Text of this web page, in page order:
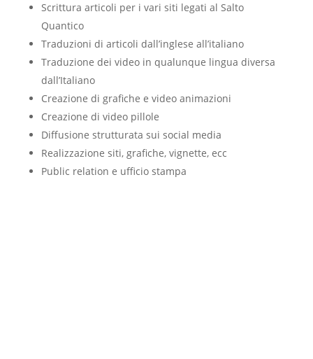
Scrittura articoli per i vari siti legati al Salto
Quantico
Traduzioni di articoli dall’inglese all’italiano
Traduzione dei video in qualunque lingua diversa
dall’Italiano
Creazione di grafiche e video animazioni
Creazione di video pillole
Diffusione strutturata sui social media
Realizzazione siti, grafiche, vignette, ecc
Public relation e ufficio stampa